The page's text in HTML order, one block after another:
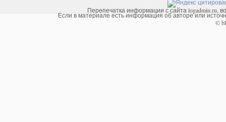
Перепечатка информации с сайта logadmin.ru,
Если в материале есть информация об авторе или
©